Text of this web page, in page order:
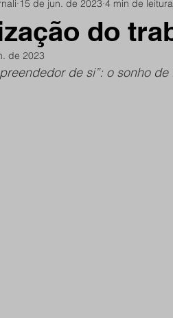
Debate
do
15 de jun. de 2023 4 min de leitura
de 2023
de si”: o sonho